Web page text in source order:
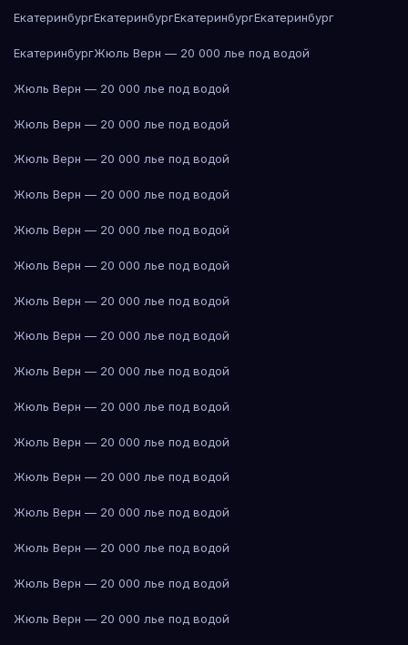
ЕкатеринбургЕкатеринбургЕкатеринбургЕкатеринбург
ЕкатеринбургЖюль Верн — 20 000 лье под водой
Жюль Верн — 20 000 лье под водой
Жюль Верн — 20 000 лье под водой
Жюль Верн — 20 000 лье под водой
Жюль Верн — 20 000 лье под водой
Жюль Верн — 20 000 лье под водой
Жюль Верн — 20 000 лье под водой
Жюль Верн — 20 000 лье под водой
Жюль Верн — 20 000 лье под водой
Жюль Верн — 20 000 лье под водой
Жюль Верн — 20 000 лье под водой
Жюль Верн — 20 000 лье под водой
Жюль Верн — 20 000 лье под водой
Жюль Верн — 20 000 лье под водой
Жюль Верн — 20 000 лье под водой
Жюль Верн — 20 000 лье под водой
Жюль Верн — 20 000 лье под водой